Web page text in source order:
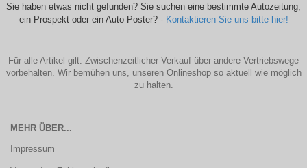
Sie haben etwas nicht gefunden? Sie suchen eine bestimmte Autozeitung,
ein Prospekt oder ein Auto Poster? - Kontaktieren Sie uns bitte hier!
Für alle Artikel gilt: Zwischenzeitlicher Verkauf über andere Vertriebswege
vorbehalten. Wir bemühen uns, unseren Onlineshop so aktuell wie möglich
zu halten.
MEHR ÜBER...
Impressum